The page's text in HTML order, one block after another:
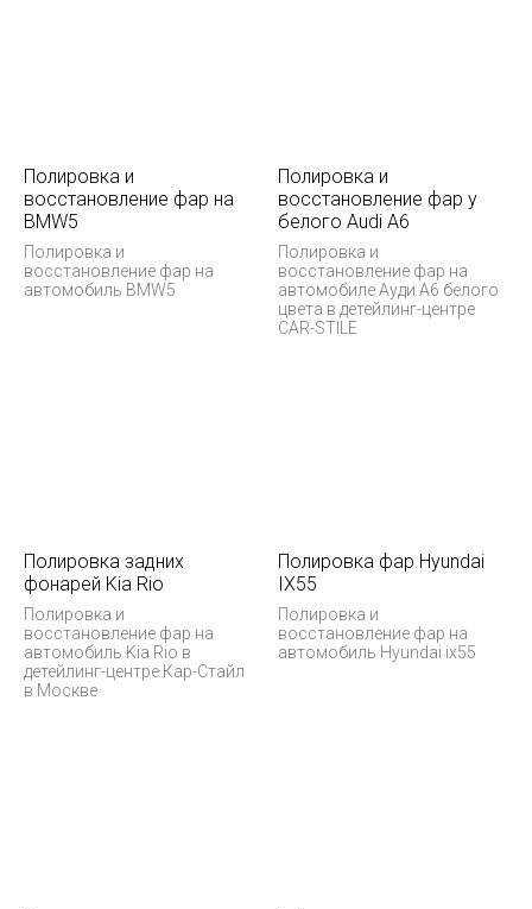
Полировка и
восстановление фар на
BMW5
Полировка и
восстановление фар на
автомобиль BMW5
Полировка и
восстановление фар у
белого Audi А6
Полировка и
восстановление фар на
автомобиле Ауди А6 белого
цвета в детейлинг-центре
CAR-STILE
Полировка задних
фонарей Kia Rio
Полировка и
восстановление фар на
автомобиль Kia Rio в
детейлинг-центре Кар-Стайл
в Москве
Полировка фар Hyundai
IX55
Полировка и
восстановление фар на
автомобиль Hyundai ix55